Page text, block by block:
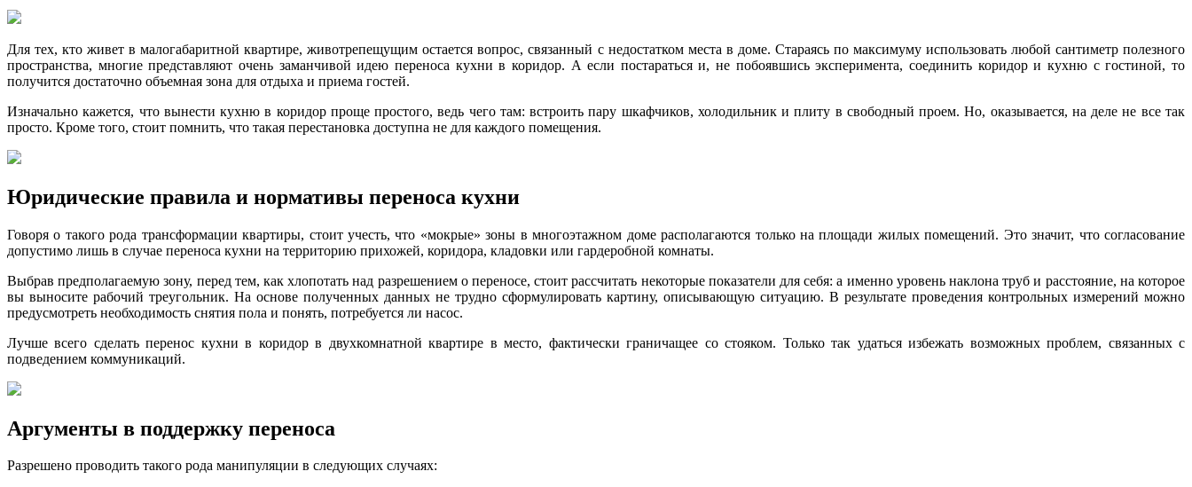
Для тех, кто живет в малогабаритной квартире, животрепещущим остается вопрос, связанный с недостатком места в доме. Стараясь по максимуму использовать любой сантиметр полезного
пространства, многие представляют очень заманчивой идею переноса кухни в коридор. А если постараться и, не побоявшись эксперимента, соединить коридор и кухню с гостиной, то
получится достаточно объемная зона для отдыха и приема гостей.
Изначально кажется, что вынести кухню в коридор проще простого, ведь чего там: встроить пару шкафчиков, холодильник и плиту в свободный проем. Но, оказывается, на деле не все так
просто. Кроме того, стоит помнить, что такая перестановка доступна не для каждого помещения.
Юридические правила и нормативы переноса кухни
Говоря о такого рода трансформации квартиры, стоит учесть, что «мокрые» зоны в многоэтажном доме располагаются только на площади жилых помещений. Это значит, что согласование
допустимо лишь в случае переноса кухни на территорию прихожей, коридора, кладовки или гардеробной комнаты.
Выбрав предполагаемую зону, перед тем, как хлопотать над разрешением о переносе, стоит рассчитать некоторые показатели для себя: а именно уровень наклона труб и расстояние, на которое
вы выносите рабочий треугольник. На основе полученных данных не трудно сформулировать картину, описывающую ситуацию. В результате проведения контрольных измерений можно
предусмотреть необходимость снятия пола и понять, потребуется ли насос.
Лучше всего сделать перенос кухни в коридор в двухкомнатной квартире в место, фактически граничащее со стояком. Только так удаться избежать возможных проблем, связанных с
подведением коммуникаций.
Аргументы в поддержку переноса
Разрешено проводить такого рода манипуляции в следующих случаях: